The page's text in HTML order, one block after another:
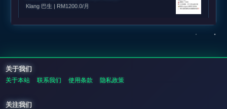
Klang 巴生 | RM1200.0/月
关于我们
关于本站 联系我们 使用条款 隐私政策
关注我们